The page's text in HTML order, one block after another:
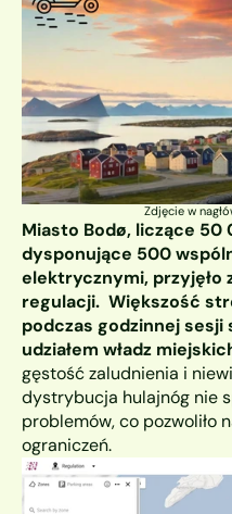
Zdjęcie w
Miasto Bodø, liczące
dysponujące 500
elektrycznymi, przyjęło
regulacji.  Większość
podczas godzinnej sesji
udziałem władz
gęstość zaludnienia i
dystrybucja hulajnóg nie
problemów, co pozwoliło
ograniczeń.